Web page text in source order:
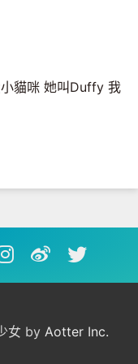
貓咪 她叫Duffy 我
女 by Aotter Inc.